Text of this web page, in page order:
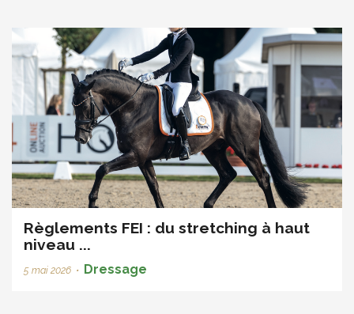
Règlements FEI : du stretching à haut
niveau ...
5 mai 2026 • Dressage